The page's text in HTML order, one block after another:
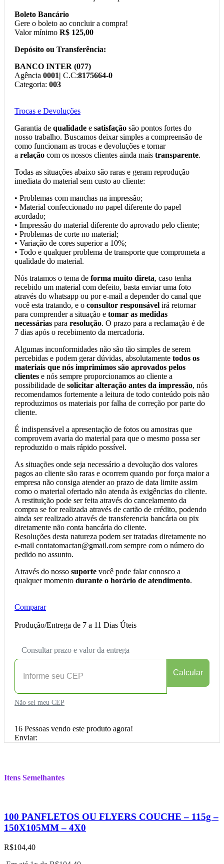
Boleto Bancário
Gere o boleto ao concluir a compra!
Valor mínimo R$ 125,00
Depósito ou Transferência:
BANCO INTER (077)
Agência 0001| C.C:8175664-0
Categoria: 003
Trocas e Devoluções
Garantia de qualidade e satisfação são pontos fortes do
nosso trabalho. Buscamos deixar simples a compreensão de
como funcionam as trocas e devoluções e tornar
a relação com os nossos clientes ainda mais transparente.
Todas as situações abaixo são raras e geram reprodução
imediata do material sem custo ao cliente:
• Problemas com manchas na impressão;
• Material confeccionado no papel diferente do papel
acordado;
• Impressão do material diferente do aprovado pelo cliente;
• Problemas de corte no material;
• Variação de cores superior a 10%;
• Todo e qualquer problema de transporte que comprometa a
qualidade do material.
Nós tratamos o tema de forma muito direta, caso tenha
recebido um material com defeito, basta enviar uma foto
através do whatsapp ou por e-mail a depender do canal que
você esta tratando, e o consultor responsável irá retornar
para comprender a situação e tomar as medidas
necessárias para resolução. O prazo para a reclamação é de
7 dias após o recebimento da mercadoria.
Algumas inconformidades não são tão simples de serem
percebidas e podem gerar dúvidas, absolutamente todos os
materiais que nós imprimimos são aprovados pelos
clientes e nós sempre proporcionamos ao cliente a
possibilidade de solicitar alteração antes da impressão, nós
recomendamos fortemente a leitura de todo conteúdo pois não
reproduzimos os materiais por falha de correção por parte do
cliente.
É indispensável a apresentação de fotos ou amostras que
comprovem avaria do material para que o mesmo possa ser
reproduzido o mais rápido possível.
As situações onde seja necessário a devolução dos valores
pagos ao cliente são raras e ocorrem quando por força maior a
empresa não consiga atender ao prazo de data limite assim
como o material ofertado não atenda às exigências do cliente.
A restituição pode ser feita através do cancelamento da
compra se for realizada através de cartão de crédito, podendo
ainda ser realizado através de transferencia bancária ou pix
diretamente não conta bancária do cliente.
Resoluções desta natureza podem ser tratadas diretamente no
e-mail contatomactan@gmail.com sempre com o número do
pedido no assunto.
Através do nosso suporte você pode falar conosco a
qualquer momento durante o horário de atendimento.
Comparar
Produção/Entrega de 7 a 11 Dias Úteis
Consultar prazo e valor da entrega
Calcular
Não sei meu CEP
16 Pessoas vendo este produto agora!
Enviar:
Itens Semelhantes
100 PANFLETOS OU FLYERS COUCHE – 115g –
150X105MM – 4X0
R$104,40